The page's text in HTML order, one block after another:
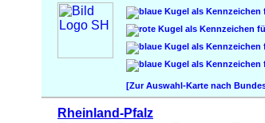
[Zur Auswahl-Karte nach
Rheinland-Pfalz